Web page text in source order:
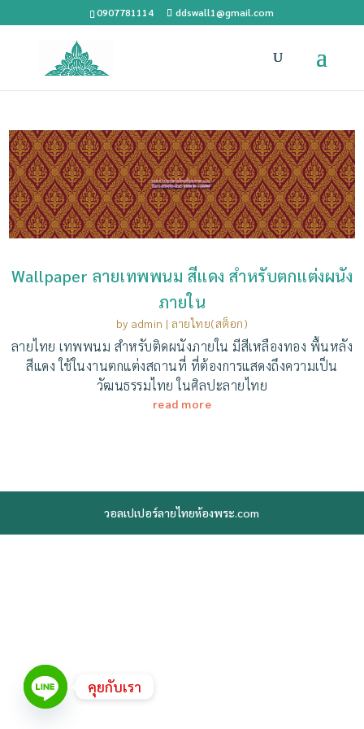
0907781114 ddswall1@gmail.com
Wallpaper ลายเทพพนม สีแดง สำหรับตกแต่งผนัง
ภายใน
by admin |ลายไทย(สต็อก)
ลายไทย เทพพนม สำหรับติดผนังภายใน มีสีเหลืองทอง พื้นหลัง
สีแดง ใช้ในงานตกแต่งสถานที่ ที่ต้องการแสดงถึงความเป็น
วัฒนธรรมไทย ในศิลปะลายไทย
read more
วอลเปเปอร์ลายไทยห้องพระ.com
คุยกับเรา